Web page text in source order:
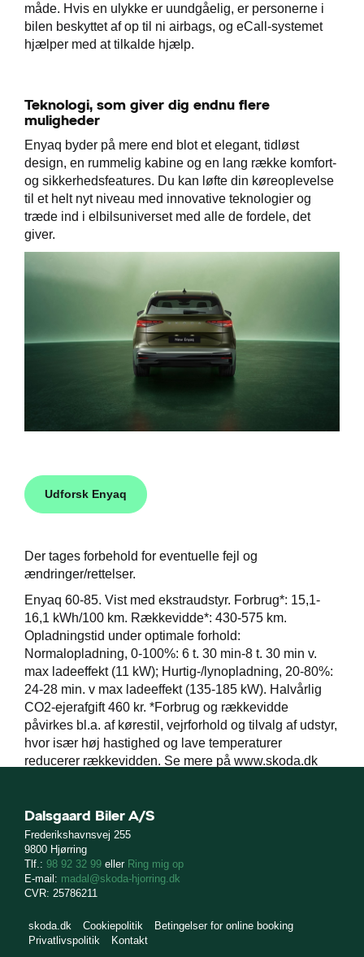
måde. Hvis en ulykke er uundgåelig, er personerne i
bilen beskyttet af op til ni airbags, og eCall-systemet
hjælper med at tilkalde hjælp.
Teknologi, som giver dig endnu flere
muligheder
Enyaq byder på mere end blot et elegant, tidløst
design, en rummelig kabine og en lang række komfort-
og sikkerhedsfeatures. Du kan løfte din køreoplevelse
til et helt nyt niveau med innovative teknologier og
træde ind i elbilsuniverset med alle de fordele, det
giver.
Udforsk Enyaq
Der tages forbehold for eventuelle fejl og
ændringer/rettelser.
Enyaq 60-85. Vist med ekstraudstyr. Forbrug*: 15,1-
16,1 kWh/100 km. Rækkevidde*: 430-575 km.
Opladningstid under optimale forhold:
Normalopladning, 0-100%: 6 t. 30 min-8 t. 30 min v.
max ladeeffekt (11 kW); Hurtig-/lynopladning, 20-80%:
24-28 min. v max ladeeffekt (135-185 kW). Halvårlig
CO2-ejerafgift 460 kr. *Forbrug og rækkevidde
påvirkes bl.a. af kørestil, vejrforhold og tilvalg af udstyr,
hvor især høj hastighed og lave temperaturer
reducerer rækkevidden. Se mere på www.skoda.dk
Dalsgaard Biler A/S
Frederikshavnsvej 255
9800 Hjørring
Tlf.: 98 92 32 99 eller Ring mig op
E-mail: madal@skoda-hjorring.dk
CVR: 25786211
skoda.dk Cookiepolitik
Betingelser for online booking
Privatlivspolitik
Kontakt